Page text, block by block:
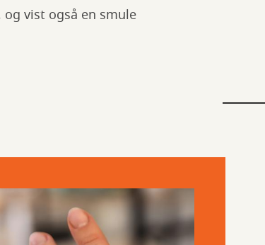
og vist også en smule